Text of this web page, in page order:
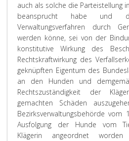
auch als solche die Parteistellung
beansprucht habe und
Verwaltungsverfahren durch
werden könne, sei von der
konstitutive Wirkung des
Rechtskraftwirkung des
geknüpften Eigentum des
an den Hunden und
Rechtszuständigkeit der
gemachten Schäden
Bezirksverwaltungsbehörde vom
Ausfolgung der Hunde vom
Klägerin angeordnet